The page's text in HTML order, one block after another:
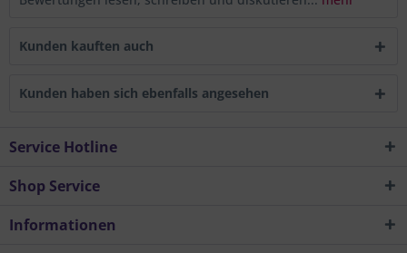
Kunden kauften auch
Kunden haben sich ebenfalls angesehen
Service Hotline
Shop Service
Informationen